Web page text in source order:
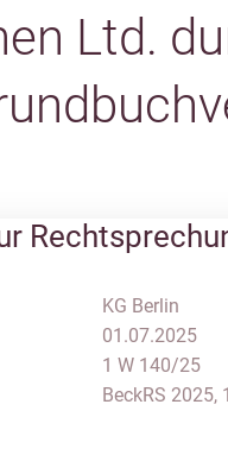
Ltd.
KG Berlin
01.07.2025
1 W 140/25
BeckRS 2025,